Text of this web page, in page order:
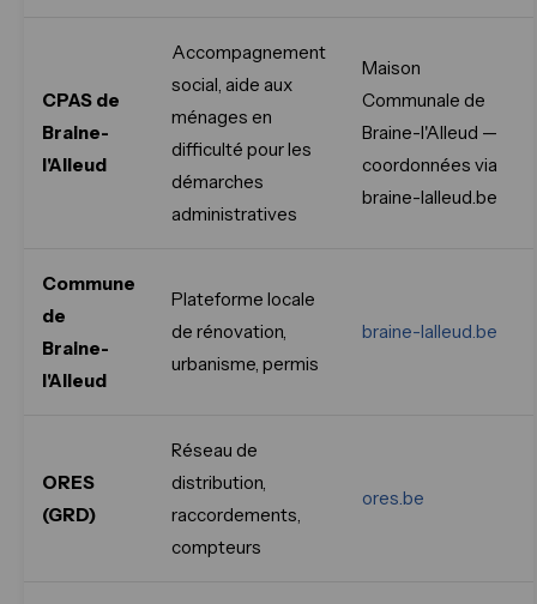
CPAS de
Braine-
l'Alleud
Accompagnement
social, aide aux
ménages en
difficulté pour les
démarches
administratives
Maison
Communale de
Braine-l'Alleud —
coordonnées via
braine-lalleud.be
Commune
de
Braine-
l'Alleud
Plateforme locale
de rénovation,
urbanisme, permis
braine-lalleud.be
ORES
(GRD)
Réseau de
distribution,
raccordements,
compteurs
ores.be